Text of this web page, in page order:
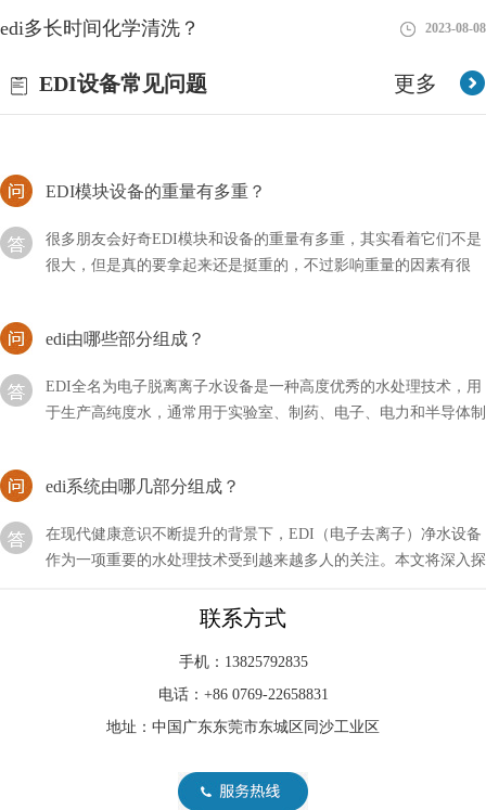
edi多长时间化学清洗？ 2023-08-08
更多
EDI设备常见问题
edi膜堆会不会堵？官方解答！
在使用这种设备的时候肯定也会遇到很多难题，比如它使用过程中
会不会堵塞呢？
很大，但是真的要拿起来还是挺重的，不过影响重量的因素有很
多，需要进行区分。
于生产高纯度水，通常用于实验室、制药、电子、电力和半导体制
造等领域。EDI系统利用电化学过程将离子从水中去除
作为一项重要的水处理技术受到越来越多人的关注。本文将深入探
讨EDI净水设备的模块系统
如何拆解西门子edi？详细流程！
西门子edi是行业内比较不错的品牌，但是我们在进行维修的时候
该如何拆解西门子EDI呢？
随着科技的不断发展与进步，我们的生活方式也在不断改变和提
联系方式
手机：13825792835
电话：+86 0769-22658831
地址：中国广东东莞市东城区同沙工业区